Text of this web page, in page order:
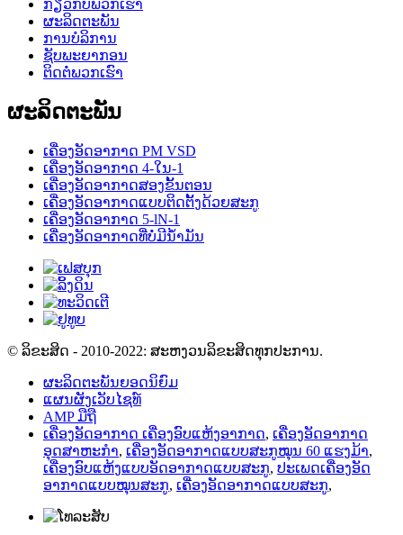
ກ່ຽວກັບພວກເຮົາ
ຜະລິດຕະພັນ
ການບໍລິການ
ຊັບພະຍາກອນ
ຕິດຕໍ່ພວກເຮົາ
ຜະລິດຕະພັນ
ເຄື່ອງອັດອາກາດ PM VSD
ເຄື່ອງອັດອາກາດ 4-ໃນ-1
ເຄື່ອງອັດອາກາດສອງຂັ້ນຕອນ
ເຄື່ອງອັດອາກາດແບບຕິດຕັ້ງດ້ວຍສະກູ
ເຄື່ອງອັດອາກາດ 5-lN-1
ເຄື່ອງອັດອາກາດທີ່ບໍ່ມີນ້ຳມັນ
© ລິຂະສິດ - 2010-2022: ສະຫງວນລິຂະສິດທຸກປະການ.
ຜະລິດຕະພັນຍອດນິຍົມ
ແຜນຜັງເວັບໄຊທ໌
AMP ມືຖື
ເຄື່ອງອັດອາກາດ ເຄື່ອງອົບແຫ້ງອາກາດ, ເຄື່ອງອັດອາກາດ
ອຸດສາຫະກຳ, ເຄື່ອງອັດອາກາດແບບສະກູໝຸນ 60 ແຮງມ້າ,
ເຄື່ອງອົບແຫ້ງແບບອັດອາກາດແບບສະກູ, ປະເພດເຄື່ອງອັດ
ອາກາດແບບໝຸນສະກູ, ເຄື່ອງອັດອາກາດແບບສະກູ,